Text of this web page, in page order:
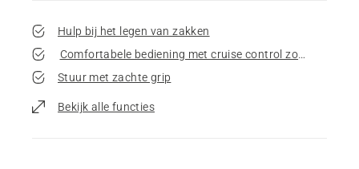
Hulp bij het legen van zakken
Comfortabele bediening met cruise control zodat de
Stuur met zachte grip
Bekijk alle functies